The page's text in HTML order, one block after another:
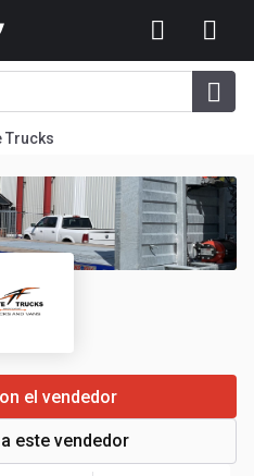
Trucks
el vendedor
este vendedor